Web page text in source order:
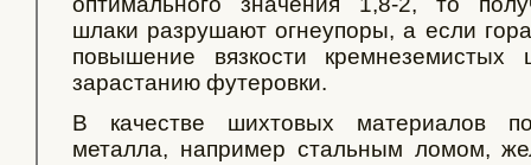
шлаки разрушают огнеупоры, а если
повышение вязкости
зарастанию футеровки.
В качестве шихтовых материалов
металла, например стальным ломом,